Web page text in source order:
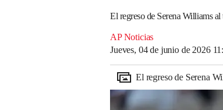
El regreso de Serena Williams
AP Noticias
Jueves, 04 de junio de 2026
El regreso de Serena